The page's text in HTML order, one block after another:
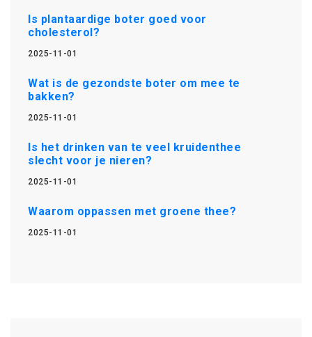
Is plantaardige boter goed voor
cholesterol?
2025-11-01
Wat is de gezondste boter om mee te
bakken?
2025-11-01
Is het drinken van te veel kruidenthee
slecht voor je nieren?
2025-11-01
Waarom oppassen met groene thee?
2025-11-01